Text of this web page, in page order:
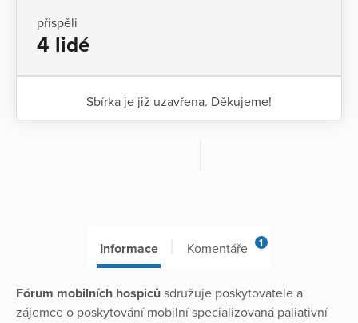
přispěli
4 lidé
Sbírka je již uzavřena. Děkujeme!
Informace Komentáře 1
Fórum mobilních hospiců sdružuje poskytovatele a
zájemce o poskytování mobilní specializovaná paliativní